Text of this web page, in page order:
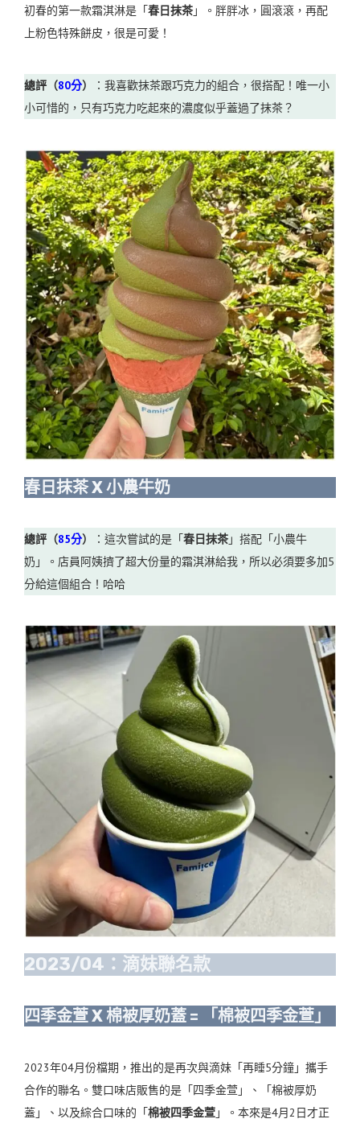
初春的第一款霜淇淋是「春日抹茶」。胖胖冰，圓滾滾，再配
上粉色特殊餅皮，很是可愛！
總評（80分）
：我喜歡抹茶跟巧克力的組合，很搭配！唯一小
小可惜的，只有巧克力吃起來的濃度似乎蓋過了抹茶？
春日抹茶 X 小農牛奶
總評（85分） ：這次嘗試的是「春日抹茶」搭配「小農牛
奶」。店員阿姨擠了超大份量的霜淇淋給我，所以必須要多加5
分給這個組合！哈哈
2023/04：滴妹聯名款
四季金萱 X 棉被厚奶蓋 = 「棉被四季金萱」
2023年04月份檔期，推出的是再次與滴妹「再睡5分鐘」攜手
合作的聯名。雙口味店販售的是「四季金萱」、「棉被厚奶
蓋」、以及綜合口味的「棉被四季金萱」。本來是4月2日才正